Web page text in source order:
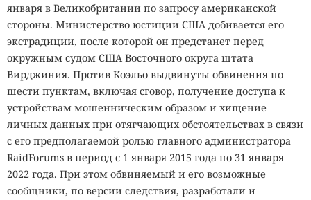
января в Великобритании по запросу американской
стороны. Министерство юстиции США добивается его
экстрадиции, после которой он предстанет перед
окружным судом США Восточного округа штата
Вирджиния. Против Коэльо выдвинуты обвинения по
шести пунктам, включая сговор, получение доступа к
устройствам мошенническим образом и хищение
личных данных при отягчающих обстоятельствах в связи
с его предполагаемой ролью главного администратора
RaidForums в период с 1 января 2015 года по 31 января
2022 года. При этом обвиняемый и его возможные
сообщники, по версии следствия, разработали и